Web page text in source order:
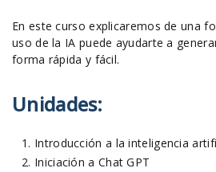
En este curso explicaremos de una
uso de la IA puede ayudarte a
forma rápida y fácil.
Unidades:
Introducción a la inteligencia
Iniciación a Chat GPT